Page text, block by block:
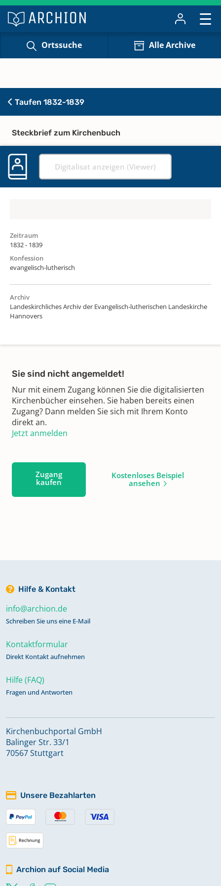
Ortssuche Alle Archive
Taufen 1832-1839
Steckbrief zum Kirchenbuch
Digitalisat anzeigen (Viewer)
Zeitraum
1832 - 1839
Konfession
evangelisch-lutherisch
Archiv
Landeskirchliches Archiv der Evangelisch-lutherischen Landeskirche
Hannovers
Sie sind nicht angemeldet!
Nur mit einem Zugang können Sie die digitalisierten
Kirchenbücher einsehen. Sie haben bereits einen
Zugang? Dann melden Sie sich mit Ihrem Konto
direkt an.
Jetzt anmelden
Zugang
kaufen
Kostenloses Beispiel
ansehen
Hilfe & Kontakt
info@archion.de
Schreiben Sie uns eine E-Mail
Kontaktformular
Direkt Kontakt aufnehmen
Hilfe (FAQ)
Fragen und Antworten
Kirchenbuchportal GmbH
Balinger Str. 33/1
70567 Stuttgart
Unsere Bezahlarten
Archion auf Social Media